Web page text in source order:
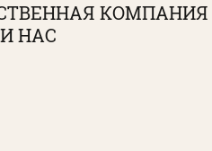
КОМПАНИЯ
НАС